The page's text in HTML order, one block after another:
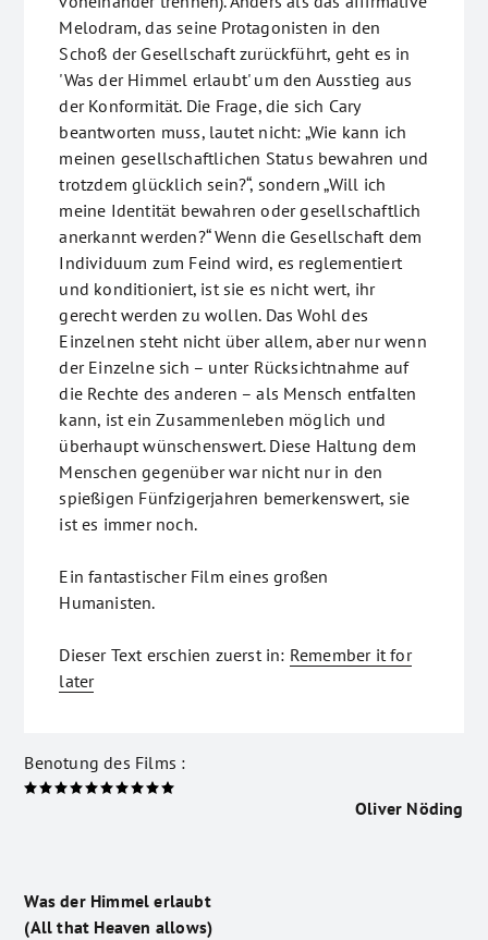
Melodram, das seine Protagonisten in den
Schoß der Gesellschaft zurückführt, geht es in
'Was der Himmel erlaubt' um den Ausstieg aus
der Konformität. Die Frage, die sich Cary
beantworten muss, lautet nicht: „Wie kann ich
meinen gesellschaftlichen Status bewahren und
trotzdem glücklich sein?“, sondern „Will ich
meine Identität bewahren oder gesellschaftlich
anerkannt werden?“ Wenn die Gesellschaft dem
Individuum zum Feind wird, es reglementiert
und konditioniert, ist sie es nicht wert, ihr
gerecht werden zu wollen. Das Wohl des
Einzelnen steht nicht über allem, aber nur wenn
der Einzelne sich – unter Rücksichtnahme auf
die Rechte des anderen – als Mensch entfalten
kann, ist ein Zusammenleben möglich und
überhaupt wünschenswert. Diese Haltung dem
Menschen gegenüber war nicht nur in den
spießigen Fünfzigerjahren bemerkenswert, sie
ist es immer noch.
Ein fantastischer Film eines großen
Humanisten.
Dieser Text erschien zuerst in: Remember it for
later
Benotung des Films :
Oliver Nöding
Was der Himmel erlaubt
(All that Heaven allows)